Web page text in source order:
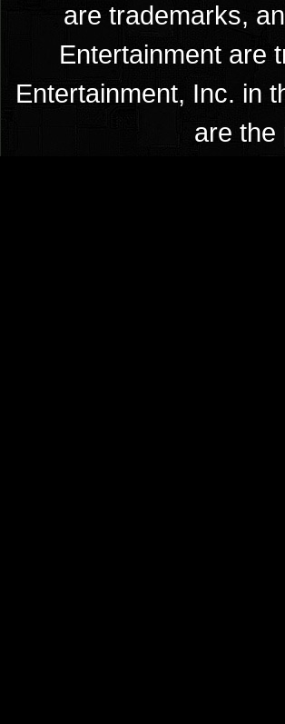
are trademarks,
Entertainment are
Entertainment, Inc. in
are the